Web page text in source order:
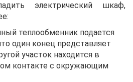
электрический шкаф,
теплообменник подается
один конец представляет
участок находится в
контакте с окружающим